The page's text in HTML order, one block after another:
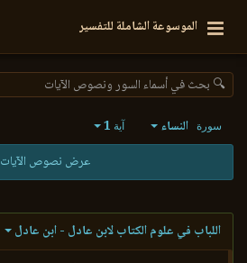
الموسوعة الشاملة للتفسير
🔍 بحث في أسماء السور ونصوص الآيات
سورة النساء آية 1
عرض نصوص الآيات
اللباب في علوم الكتاب لابن عادل - ابن عادل